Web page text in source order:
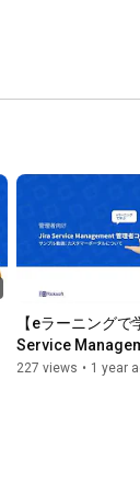
【eラーニング
Service
コース：サンプル
227 views • 1 year